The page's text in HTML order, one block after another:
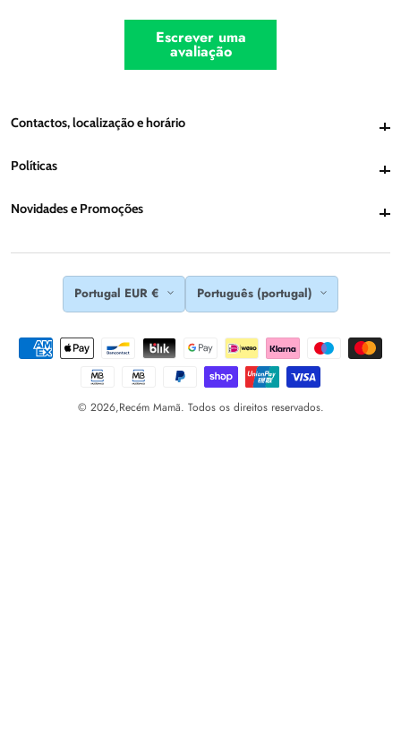
Escrever uma
avaliação
Contactos, localização e horárioContactos, localização e horário
Políticas
Novidades e PromoçõesNovidades e Promoções
Portugal EUR € Português (portugal)
© 2026,Recém Mamã. Todos os direitos reservados.